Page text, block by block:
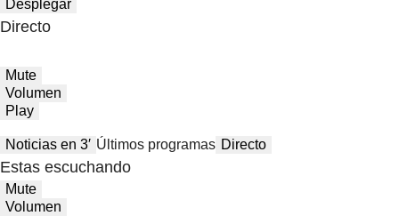
Desplegar
Directo
Mute
Volumen
Play
Noticias en 3′ Últimos programas Directo
Estas escuchando
Mute
Volumen